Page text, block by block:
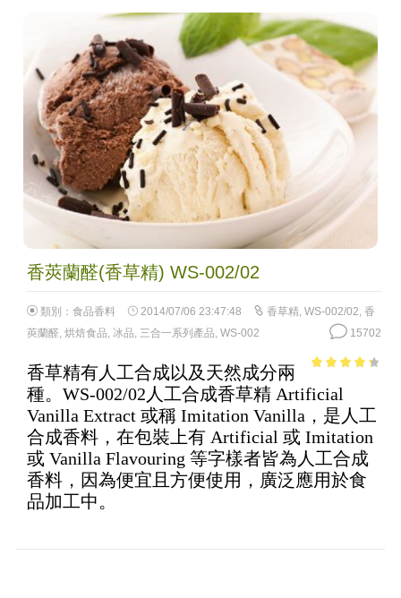
香莢蘭醛(香草精) WS-002/02
類別： 食品香料 2014/07/06 23:47:48 香草精, WS-002/02, 香
莢蘭醛, 烘焙食品, 冰品, 三合一系列產品, WS-002 15702
of 5
香草精有人工合成以及天然成分兩
種。WS-002/02人工合成香草精 Artificial
Vanilla Extract 或稱 Imitation Vanilla，是人工
合成香料，在包裝上有 Artificial 或 Imitation
或 Vanilla Flavouring 等字樣者皆為人工合成
香料，因為便宜且方便使用，廣泛應用於食
品加工中。